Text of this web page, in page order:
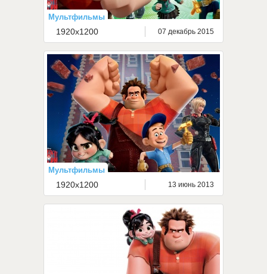
Мультфильмы
1920x1200 07 декабрь 2015
Мультфильмы
1920x1200 13 июнь 2013